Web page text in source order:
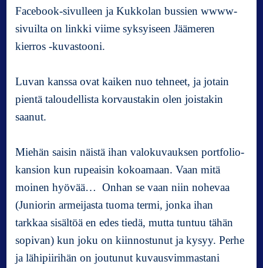
a
j
Facebook-sivulleen ja Kukkolan bussien wwww-
sivuilta on linkki viime syksyiseen Jäämeren
kierros -kuvastooni.
Luvan kanssa ovat kaiken nuo tehneet, ja jotain
pientä taloudellista korvaustakin olen joistakin
saanut.
Miehän saisin näistä ihan valokuvauksen portfolio-
kansion kun rupeaisin kokoamaan. Vaan mitä
moinen hyövää… Onhan se vaan niin nohevaa
(Juniorin armeijasta tuoma termi, jonka ihan
tarkkaa sisältöä en edes tiedä, mutta tuntuu tähän
sopivan) kun joku on kiinnostunut ja kysyy. Perhe
ja lähipiirihän on joutunut kuvausvimmastani